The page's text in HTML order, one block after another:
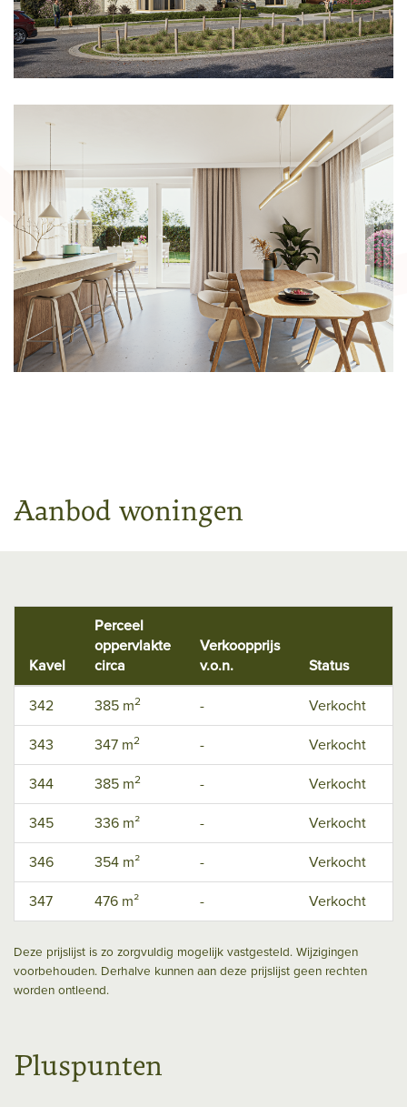
Aanbod woningen
Kavel
Perceel
oppervlakte
circa
Verkoopprijs
v.o.n.
Status
342 385 m2 - Verkocht
343 347 m2 - Verkocht
344 385 m2 - Verkocht
345 336 m² - Verkocht
346 354 m² - Verkocht
347 476 m² - Verkocht
Deze prijslijst is zo zorgvuldig mogelijk vastgesteld. Wijzigingen
voorbehouden. Derhalve kunnen aan deze prijslijst geen rechten
worden ontleend.
Pluspunten